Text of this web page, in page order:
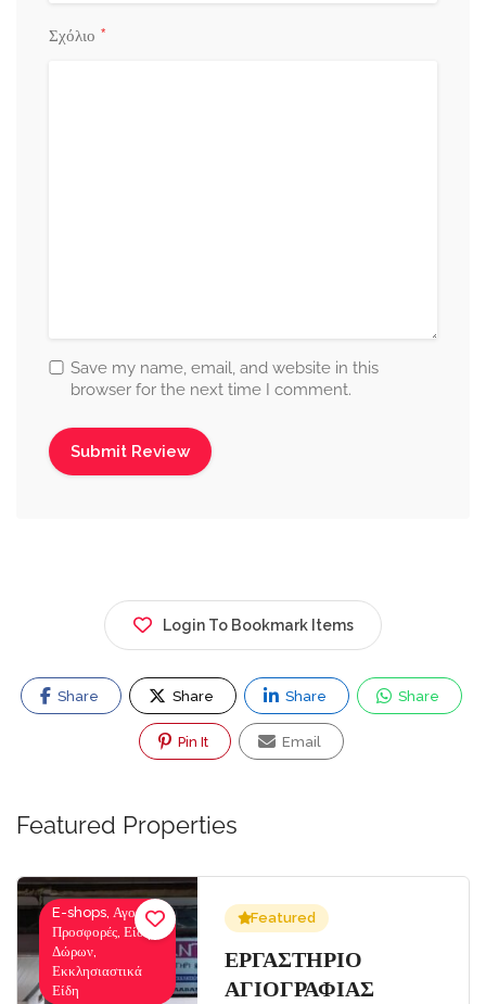
Σχόλιο *
Save my name, email, and website in this
browser for the next time I comment.
Login To Bookmark Items
Share Share Share Share
Pin It Email
Featured Properties
E-shops, Αγορές-
Προσφορές, Είδη
Δώρων,
Εκκλησιαστικά
Είδη
Featured
ΕΡΓΑΣΤΗΡΙΟ
ΑΓΙΟΓΡΑΦΙΑΣ